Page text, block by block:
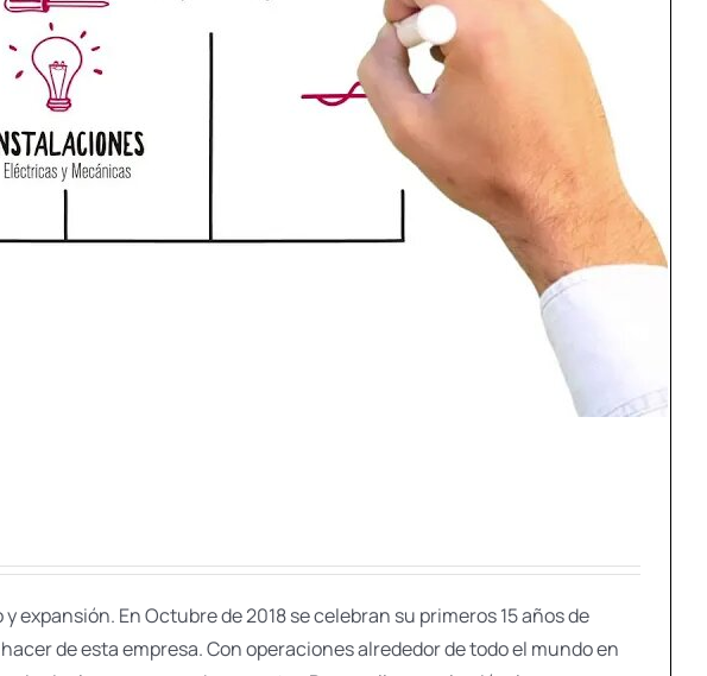
En Octubre de 2018 se celebran su primeros 15 años de
de esta empresa. Con operaciones alrededor de todo el mundo en